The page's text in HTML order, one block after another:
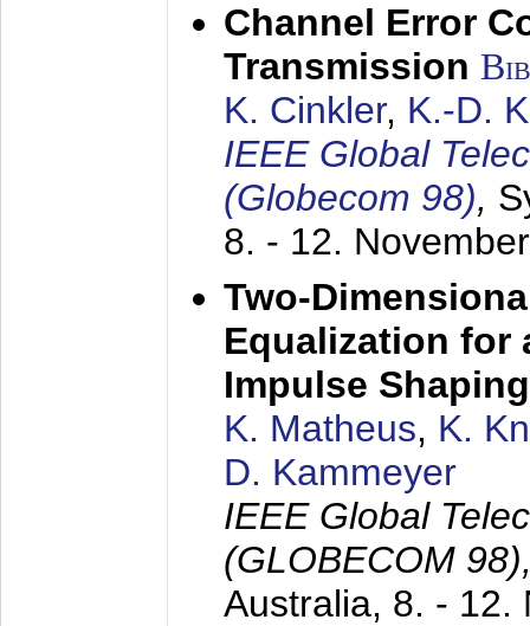
Channel Error
Transmission
K. Cinkler, K.-D.
IEEE Global
(Globecom 98),
8. - 12.
Two-
Equalization for
Impulse
K. Matheus, K.
D. Kammeyer
IEEE Global
(GLOBECOM
Australia, 8. - 12.